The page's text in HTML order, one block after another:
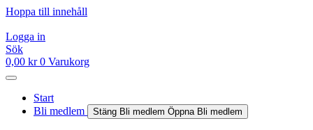
Hoppa till innehåll
Logga in
Sök
0,00 kr 0 Varukorg
Start
Bli medlem
Stäng Bli medlem Öppna Bli medlem